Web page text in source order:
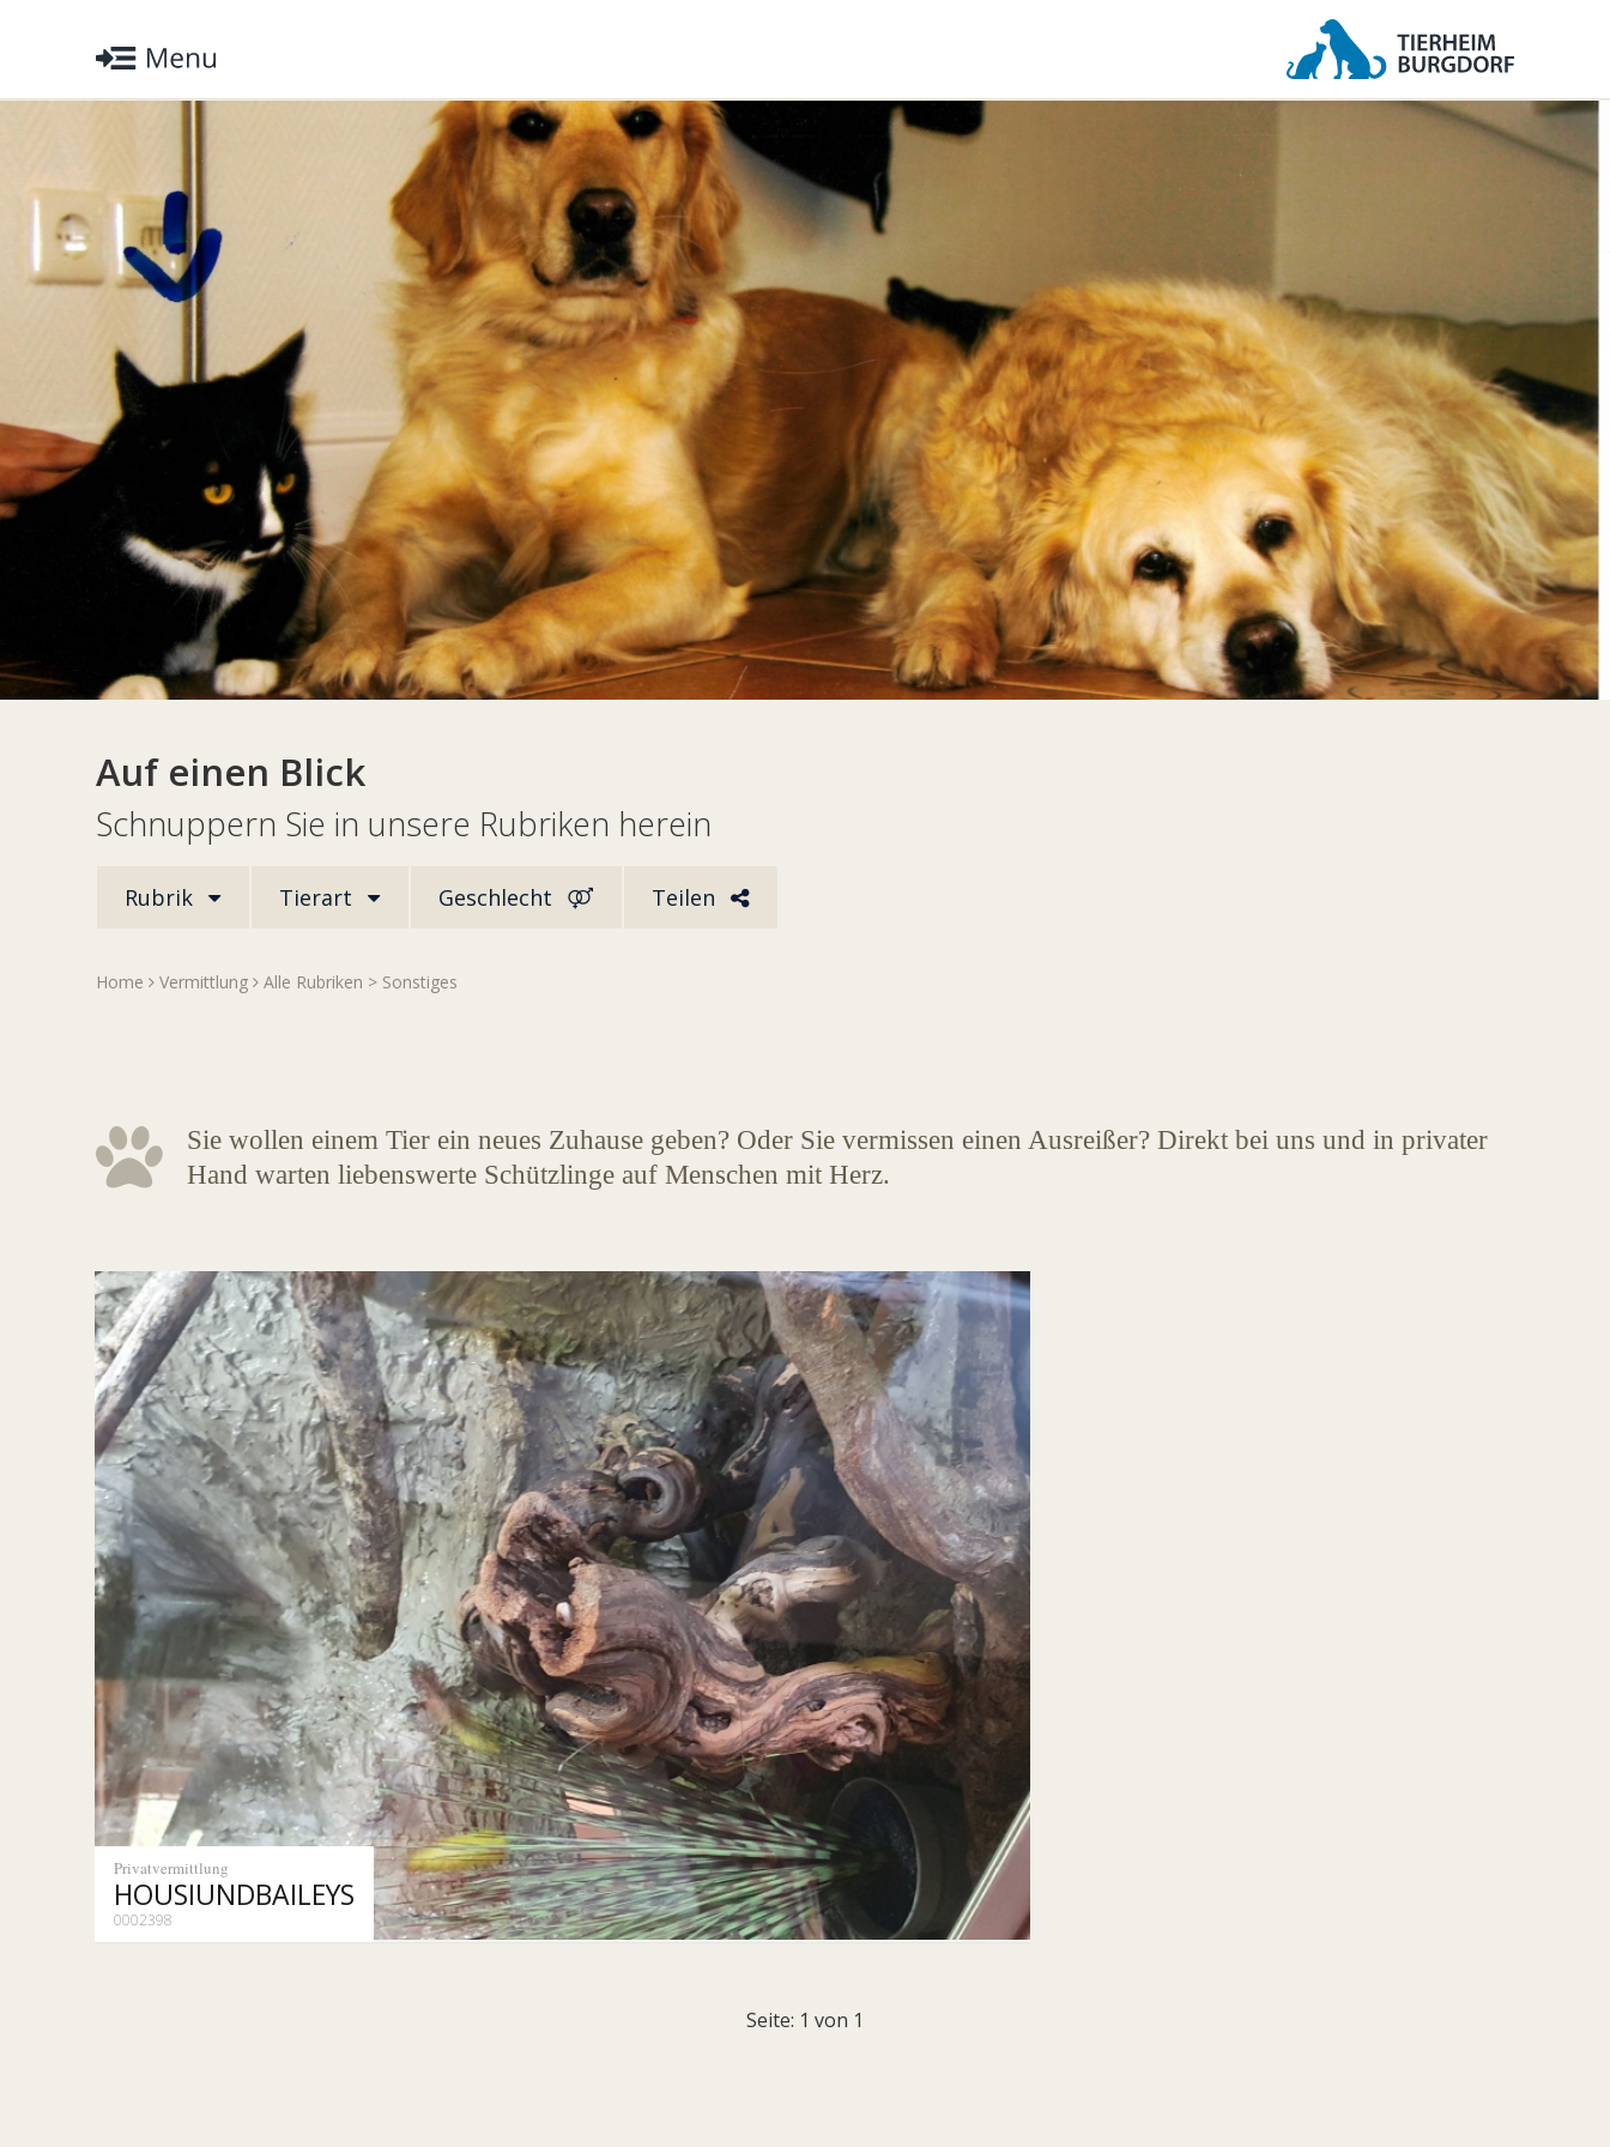
Auf einen Blick
Schnuppern Sie in unsere Rubriken herein
Rubrik Tierart Geschlecht Teilen
Home Vermittlung Alle Rubriken > Sonstiges
Sie wollen einem Tier ein neues Zuhause geben? Oder Sie vermissen einen Ausreißer? Direkt bei uns und in privater
Hand warten liebenswerte Schützlinge auf Menschen mit Herz.
Privatvermittlung
HOUSIUNDBAILEYS
0002398
Seite: 1 von 1